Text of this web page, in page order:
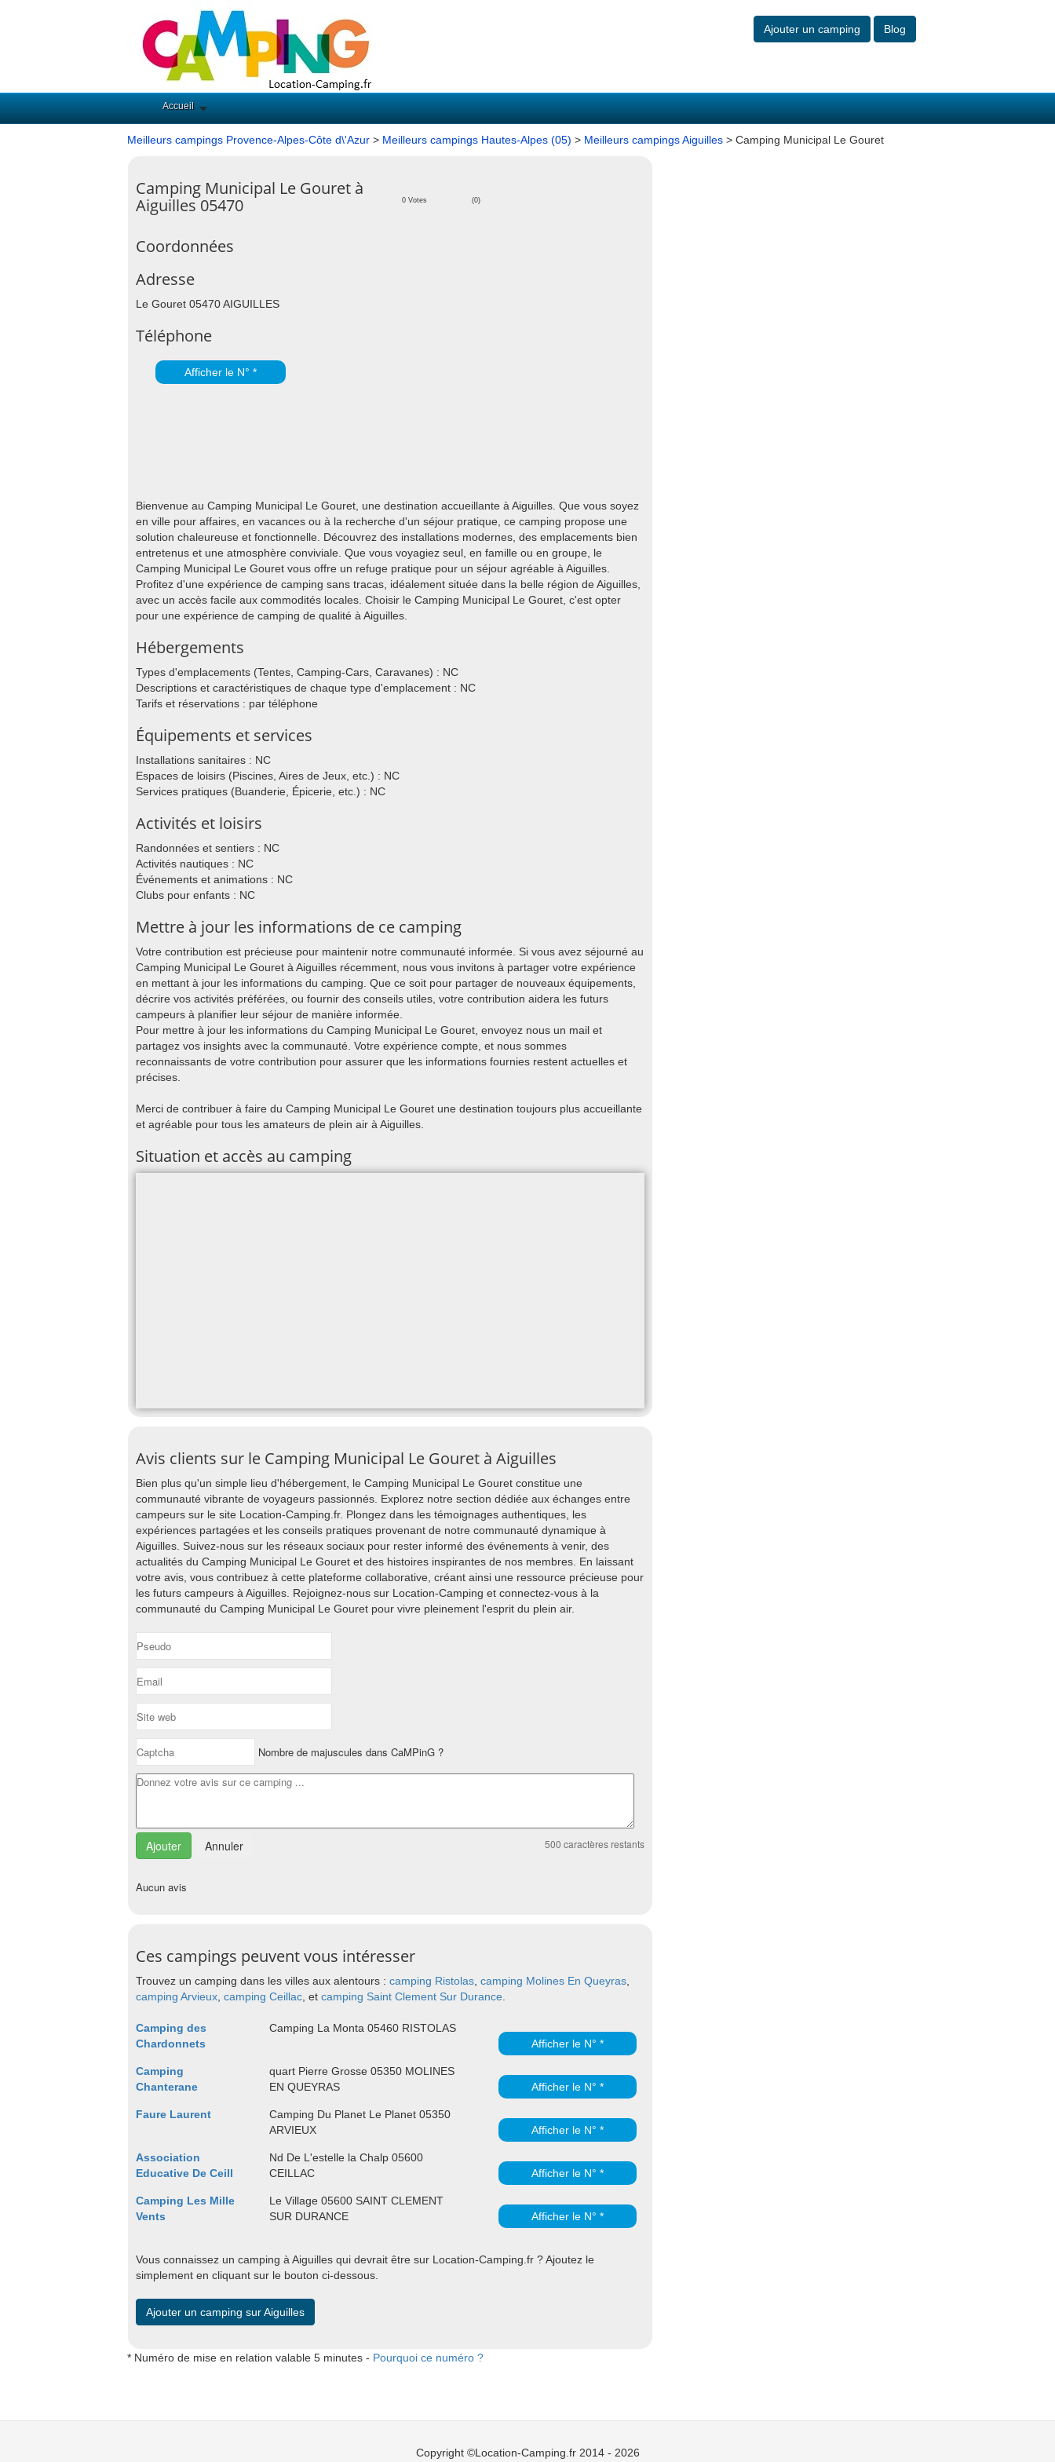
Ajouter un camping Blog
Accueil
Meilleurs campings Provence-Alpes-Côte d\'Azur > Meilleurs campings Hautes-Alpes (05) > Meilleurs campings Aiguilles > Camping Municipal Le Gouret
Camping Municipal Le Gouret à
Aiguilles 05470
0 Votes (0)
Coordonnées
Adresse
Le Gouret 05470 AIGUILLES
Téléphone
Afficher le N° *
Bienvenue au Camping Municipal Le Gouret, une destination accueillante à Aiguilles. Que vous soyez
en ville pour affaires, en vacances ou à la recherche d'un séjour pratique, ce camping propose une
solution chaleureuse et fonctionnelle. Découvrez des installations modernes, des emplacements bien
entretenus et une atmosphère conviviale. Que vous voyagiez seul, en famille ou en groupe, le
Camping Municipal Le Gouret vous offre un refuge pratique pour un séjour agréable à Aiguilles.
Profitez d'une expérience de camping sans tracas, idéalement située dans la belle région de Aiguilles,
avec un accès facile aux commodités locales. Choisir le Camping Municipal Le Gouret, c'est opter
pour une expérience de camping de qualité à Aiguilles.
Hébergements
Types d'emplacements (Tentes, Camping-Cars, Caravanes) : NC
Descriptions et caractéristiques de chaque type d'emplacement : NC
Tarifs et réservations : par téléphone
Équipements et services
Installations sanitaires : NC
Espaces de loisirs (Piscines, Aires de Jeux, etc.) : NC
Services pratiques (Buanderie, Épicerie, etc.) : NC
Activités et loisirs
Randonnées et sentiers : NC
Activités nautiques : NC
Événements et animations : NC
Clubs pour enfants : NC
Mettre à jour les informations de ce camping
Votre contribution est précieuse pour maintenir notre communauté informée. Si vous avez séjourné au
Camping Municipal Le Gouret à Aiguilles récemment, nous vous invitons à partager votre expérience
en mettant à jour les informations du camping. Que ce soit pour partager de nouveaux équipements,
décrire vos activités préférées, ou fournir des conseils utiles, votre contribution aidera les futurs
campeurs à planifier leur séjour de manière informée.
Pour mettre à jour les informations du Camping Municipal Le Gouret, envoyez nous un mail et
partagez vos insights avec la communauté. Votre expérience compte, et nous sommes
reconnaissants de votre contribution pour assurer que les informations fournies restent actuelles et
précises.
Merci de contribuer à faire du Camping Municipal Le Gouret une destination toujours plus accueillante
et agréable pour tous les amateurs de plein air à Aiguilles.
Situation et accès au camping
Avis clients sur le Camping Municipal Le Gouret à Aiguilles
Bien plus qu'un simple lieu d'hébergement, le Camping Municipal Le Gouret constitue une
communauté vibrante de voyageurs passionnés. Explorez notre section dédiée aux échanges entre
campeurs sur le site Location-Camping.fr. Plongez dans les témoignages authentiques, les
expériences partagées et les conseils pratiques provenant de notre communauté dynamique à
Aiguilles. Suivez-nous sur les réseaux sociaux pour rester informé des événements à venir, des
actualités du Camping Municipal Le Gouret et des histoires inspirantes de nos membres. En laissant
votre avis, vous contribuez à cette plateforme collaborative, créant ainsi une ressource précieuse pour
les futurs campeurs à Aiguilles. Rejoignez-nous sur Location-Camping et connectez-vous à la
communauté du Camping Municipal Le Gouret pour vivre pleinement l'esprit du plein air.
Nombre de majuscules dans CaMPinG ?
Annuler 500 caractères restants
Aucun avis
Ces campings peuvent vous intéresser
Trouvez un camping dans les villes aux alentours : camping Ristolas camping Molines En Queyras
camping Arvieux camping Ceillac , et camping Saint Clement Sur Durance
Camping des
Chardonnets
Camping La Monta 05460 RISTOLAS
Afficher le N° *
Camping
Chanterane
quart Pierre Grosse 05350 MOLINES
EN QUEYRAS
Afficher le N° *
Faure Laurent
Camping Du Planet Le Planet 05350
ARVIEUX
Afficher le N° *
Association
Educative De Ceill
Nd De L'estelle la Chalp 05600
CEILLAC
Afficher le N° *
Camping Les Mille
Vents
Le Village 05600 SAINT CLEMENT
SUR DURANCE
Afficher le N° *
Vous connaissez un camping à Aiguilles qui devrait être sur Location-Camping.fr ? Ajoutez le
simplement en cliquant sur le bouton ci-dessous.
Ajouter un camping sur Aiguilles
* Numéro de mise en relation valable 5 minutes - Pourquoi ce numéro ?
Copyright ©Location-Camping.fr 2014 - 2026